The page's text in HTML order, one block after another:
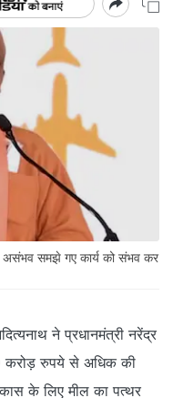
असंभव समझे गए कार्य को संभव कर
ने प्रधानमंत्री नरेंद्र
करोड़ रुपये से अधिक की
के लिए मील का पत्थर